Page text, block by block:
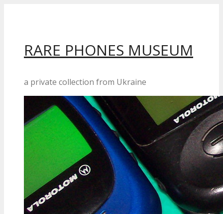
RARE PHONES MUSEUM
a private collection from Ukraine